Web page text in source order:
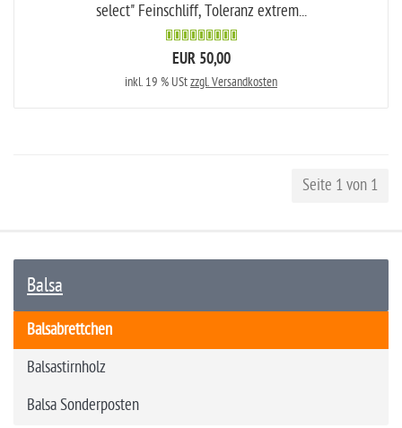
select" Feinschliff, Toleranz extrem...
EUR 50,00
inkl. 19 % UStzzgl. Versandkosten
Seite 1 von 1
Balsa
Balsabrettchen
Balsastirnholz
Balsa Sonderposten